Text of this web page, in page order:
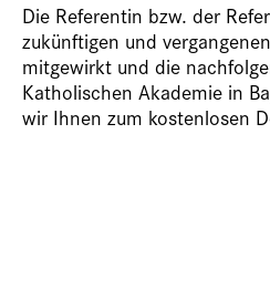
Die Referentin bzw. der
zukünftigen und
mitgewirkt und die
Katholischen Akademie in
wir Ihnen zum kostenlosen